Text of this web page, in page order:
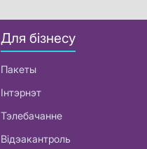
Для бізнесу
Пакеты
Інтэрнэт
Тэлебачанне
Відэакантроль